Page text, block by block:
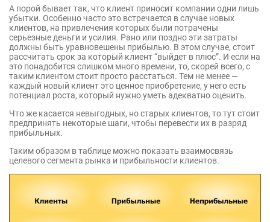
А порой бывает так, что клиент приносит компании одни лишь
убытки. Особенно часто это встречается в случае новых
клиентов, на привлечения которых были потрачены
серьезные деньги и усилия. Рано или поздно эти затраты
должны быть уравновешены прибылью. В этом случае, стоит
рассчитать срок за который клиент “выйдет в плюс”. И если на
это понадобится слишком много времени, то, скорей всего, с
таким клиентом стоит просто расстаться. Тем не менее —
каждый новый клиент это ценное приобретение, у него есть
потенциал роста, который нужно уметь адекватно оценить.
Что же касается невыгодных, но старых клиентов, то тут стоит
предпринять некоторые шаги, чтобы перевести их в разряд
прибыльных.
Таким образом в таблице можно показать взаимосвязь
целевого сегмента рынка и прибыльности клиентов.